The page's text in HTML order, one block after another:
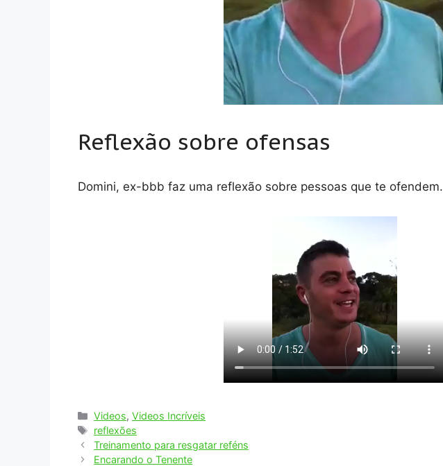
Reflexão sobre ofensas
Domini, ex-bbb faz uma reflexão sobre pessoas que te ofendem.
Categorias
Videos,Videos Incríveis
Tags
reflexões
Treinamento para resgatar reféns
Encarando o Tenente